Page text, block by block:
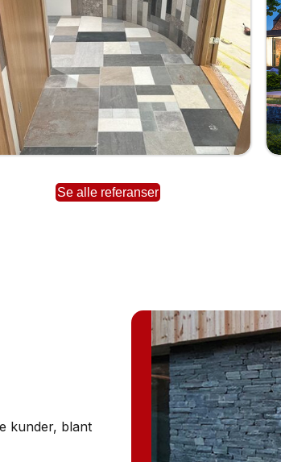
Se alle referanser
kunder, blant